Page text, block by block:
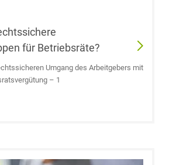
Marina Dolina,
LL.M.
Meike Dresler-
für Betriebsräte?
Umgang des Arbeitgebers mit
– 1